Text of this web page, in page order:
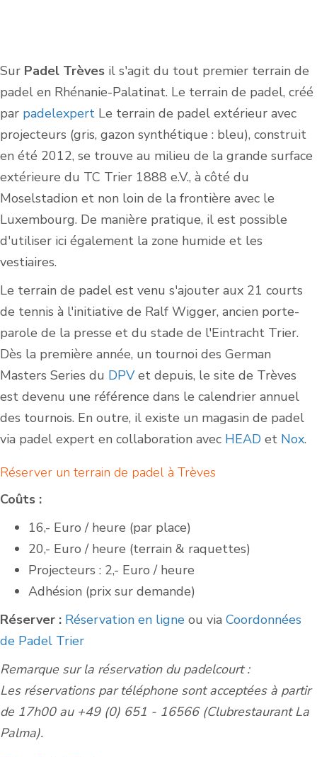
Sur Padel Trèves il s'agit du tout premier terrain de
padel en Rhénanie-Palatinat. Le terrain de padel, créé
par padelexpert Le terrain de padel extérieur avec
projecteurs (gris, gazon synthétique : bleu), construit
en été 2012, se trouve au milieu de la grande surface
extérieure du TC Trier 1888 e.V., à côté du
Moselstadion et non loin de la frontière avec le
Luxembourg. De manière pratique, il est possible
d'utiliser ici également la zone humide et les
vestiaires.
Le terrain de padel est venu s'ajouter aux 21 courts
de tennis à l'initiative de Ralf Wigger, ancien porte-
parole de la presse et du stade de l'Eintracht Trier.
Dès la première année, un tournoi des German
Masters Series du DPVet depuis, le site de Trèves
est devenu une référence dans le calendrier annuel
des tournois. En outre, il existe un magasin de padel
via padel expert en collaboration avec HEAD et Nox.
Réserver un terrain de padel à Trèves
Coûts :
16,- Euro / heure (par place)
20,- Euro / heure (terrain & raquettes)
Projecteurs : 2,- Euro / heure
Adhésion (prix sur demande)
Réserver : Réservation en ligne ou via Coordonnées
de Padel Trier
Remarque sur la réservation du padelcourt :
Les réservations par téléphone sont acceptées à partir
de 17h00 au +49 (0) 651 - 16566 (Clubrestaurant La
Palma).